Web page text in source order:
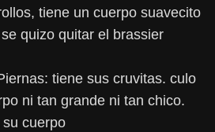
tiene un cuerpo suavecito
quizo quitar el brassier
tiene sus cruvitas. culo
ni tan grande ni tan chico.
cuerpo